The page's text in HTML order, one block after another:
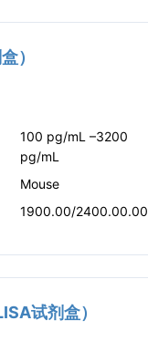
）
100 pg/mL –3200
pg/mL
Mouse
1900.00/2400.00.00
试剂盒）